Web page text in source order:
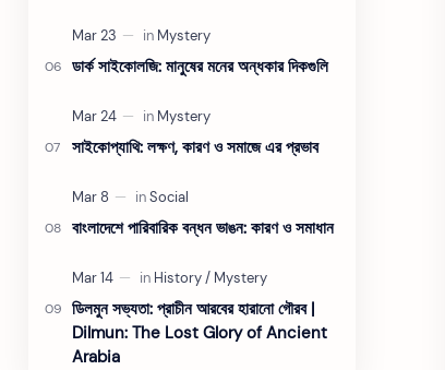
ডার্ক সাইকোলজি: মানুষের মনের অন্ধকার দিকগুলি
সাইকোপ্যাথি: লক্ষণ, কারণ ও সমাজে এর প্রভাব
বাংলাদেশে পারিবারিক বন্ধন ভাঙন: কারণ ও সমাধান
ডিলমুন সভ্যতা: প্রাচীন আরবের হারানো গৌরব |
Dilmun: The Lost Glory of Ancient
Arabia